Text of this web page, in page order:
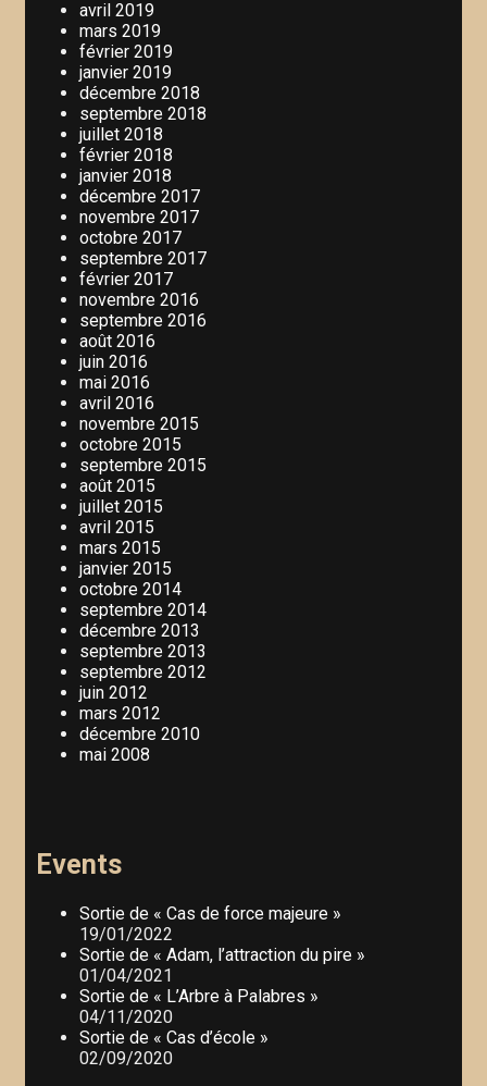
avril 2019
mars 2019
février 2019
janvier 2019
décembre 2018
septembre 2018
juillet 2018
février 2018
janvier 2018
décembre 2017
novembre 2017
octobre 2017
septembre 2017
février 2017
novembre 2016
septembre 2016
août 2016
juin 2016
mai 2016
avril 2016
novembre 2015
octobre 2015
septembre 2015
août 2015
juillet 2015
avril 2015
mars 2015
janvier 2015
octobre 2014
septembre 2014
décembre 2013
septembre 2013
septembre 2012
juin 2012
mars 2012
décembre 2010
mai 2008
Events
Sortie de « Cas de force majeure »
19/01/2022
Sortie de « Adam, l’attraction du pire »
01/04/2021
Sortie de « L’Arbre à Palabres »
04/11/2020
Sortie de « Cas d’école »
02/09/2020